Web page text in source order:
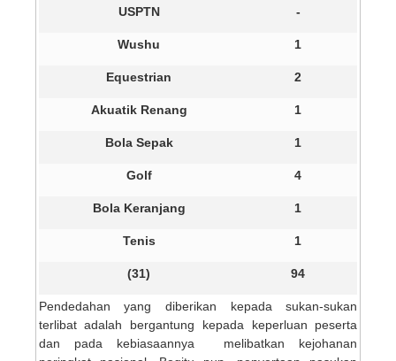
USPTN -
Wushu 1
Equestrian 2
Akuatik Renang 1
Bola Sepak 1
Golf 4
Bola Keranjang 1
Tenis 1
(31) 94
Pendedahan yang diberikan kepada sukan-sukan
terlibat adalah bergantung kepada keperluan peserta
dan pada kebiasaannya melibatkan kejohanan